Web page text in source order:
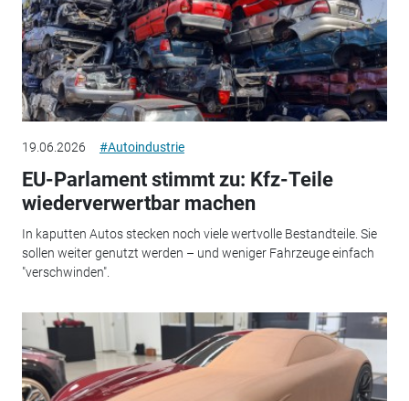
19.06.2026 #Autoindustrie
EU-Parlament stimmt zu: Kfz-Teile
wiederverwertbar machen
In kaputten Autos stecken noch viele wertvolle Bestandteile. Sie
sollen weiter genutzt werden – und weniger Fahrzeuge einfach
"verschwinden".